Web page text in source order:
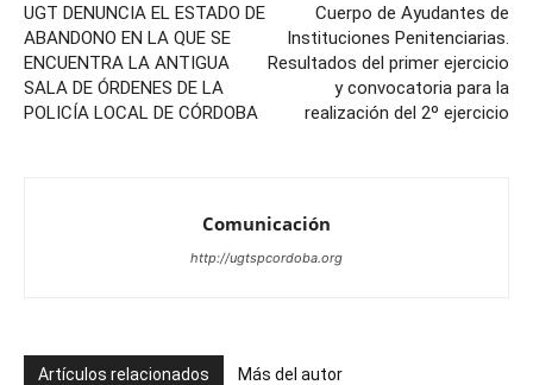
UGT DENUNCIA EL ESTADO DE
ABANDONO EN LA QUE SE
ENCUENTRA LA ANTIGUA
SALA DE ÓRDENES DE LA
POLICÍA LOCAL DE CÓRDOBA
Cuerpo de Ayudantes de
Instituciones Penitenciarias.
Resultados del primer ejercicio
y convocatoria para la
realización del 2º ejercicio
Comunicación
http://ugtspcordoba.org
Artículos relacionados Más del autor